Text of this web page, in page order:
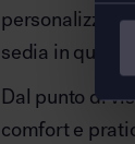
sedia in
Dal punto di
comfort e